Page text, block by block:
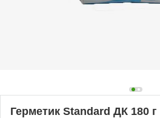
Герметик Standard ДК 180 г